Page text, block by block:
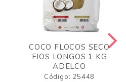
COCO FLOCOS SECO
FIOS LONGOS 1 KG
ADELCO
Código: 25448